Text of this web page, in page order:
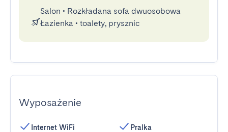
Salon • Rozkładana sofa dwuosobowa
Łazienka • toalety, prysznic
Wyposażenie
Internet WiFi
Pralka